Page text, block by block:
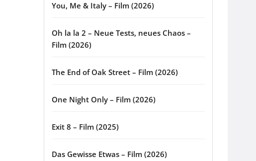
You, Me & Italy – Film (2026)
Oh la la 2 – Neue Tests, neues Chaos –
Film (2026)
The End of Oak Street – Film (2026)
One Night Only – Film (2026)
Exit 8 – Film (2025)
Das Gewisse Etwas – Film (2026)